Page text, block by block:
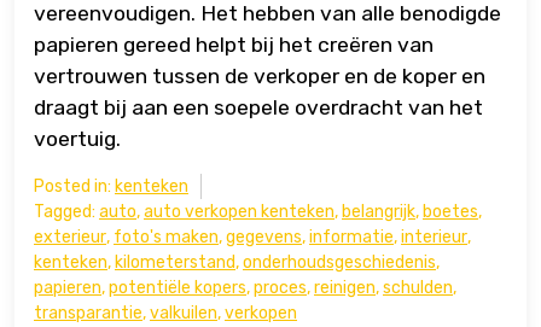
vereenvoudigen. Het hebben van alle benodigde
papieren gereed helpt bij het creëren van
vertrouwen tussen de verkoper en de koper en
draagt bij aan een soepele overdracht van het
voertuig.
Posted in: kenteken
Tagged: auto,auto verkopen kenteken, belangrijk, boetes,
exterieur, foto's maken,gegevens,informatie,interieur,
kenteken, kilometerstand,onderhoudsgeschiedenis,
papieren,potentiële kopers,proces,reinigen,schulden,
transparantie,valkuilen,verkopen